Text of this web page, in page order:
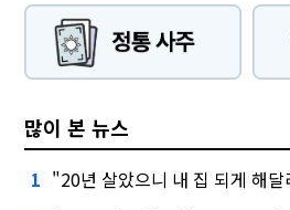
많이 본 뉴스
1 "20년 살았으니 내 집 되게 해